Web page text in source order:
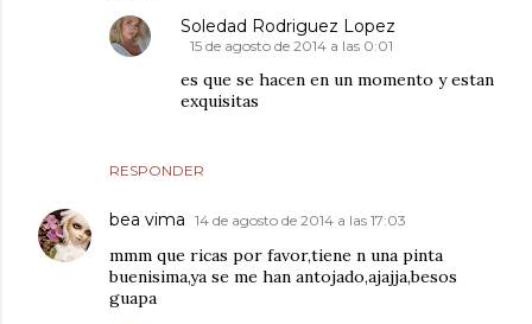
RESPONDER
Soledad Rodriguez Lopez
15 de agosto de 2014 a las 0:01
es que se hacen en un momento y estan
exquisitas
bea vima 14 de agosto de 2014 a las 17:03
mmm que ricas por favor,tiene n una pinta
buenisima,ya se me han antojado,ajajja,besos
guapa